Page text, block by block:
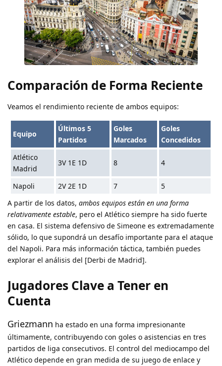
Comparación de Forma Reciente
Veamos el rendimiento reciente de ambos equipos:
Equipo
Últimos 5
Partidos
Goles
Marcados
Goles
Concedidos
Atlético
Madrid
3V 1E 1D 8 4
Napoli 2V 2E 1D 7
5
A partir de los datos, ambos equipos están en una forma
relativamente estable, pero el Atlético siempre ha sido fuerte
en casa. El sistema defensivo de Simeone es extremadamente
sólido, lo que supondrá un desafío importante para el ataque
del Napoli. Para más información táctica, también puedes
explorar el análisis del [Derbi de Madrid].
Jugadores Clave a Tener en
Cuenta
Griezmann ha estado en una forma impresionante
últimamente, contribuyendo con goles o asistencias en tres
partidos de liga consecutivos. El control del mediocampo del
Atlético depende en gran medida de su juego de enlace y